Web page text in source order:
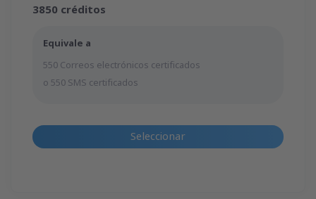
3850 créditos
Equivale a
550 Correos electrónicos certificados
o 550 SMS certificados
Seleccionar